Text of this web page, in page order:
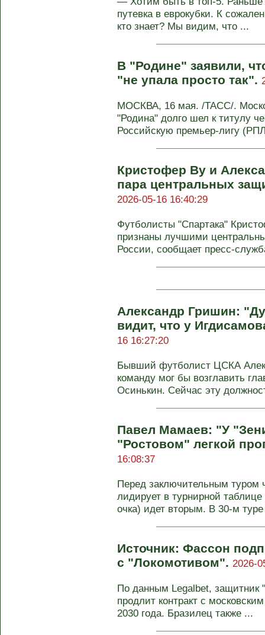
путевка в еврокубки. К
кто знает? Мы видим, что ...
В "Родине" заявили,
"не упала просто так".
МОСКВА, 16 мая. /ТАСС/.
"Родина" долго шел к титулу
Российскую премьер-лигу
Кристофер Ву и
пара центральных
2026-05-16 16:40:29
Футболисты "Спартака"
признаны лучшими
России, сообщает пресс-
Александр Гришин:
видит, что у
16 16:27:20
Бывший футболист ЦСКА
команду мог бы возглавить
Осинькин. Сейчас эту
Павел Мамаев: "У
"Ростовом" легкой
16:08:37
Перед заключительным туром
лидирует в турнирной
очка) идет вторым. В 30-м
Источник: Фассон
с "Локомотивом". 2026-
По данным Legalbet, защитник
продлит контракт с
2030 года. Бразилец также ...